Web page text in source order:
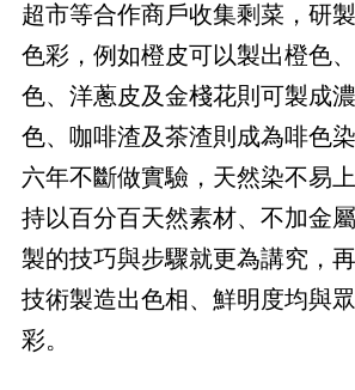
超市等合作商戶收集剩菜，研
色彩，例如橙皮可以製出橙色
色、洋蔥皮及金棧花則可製成
色、咖啡渣及茶渣則成為啡色
六年不斷做實驗，天然染不易
持以百分百天然素材、不加金
製的技巧與步驟就更為講究，
技術製造出色相、鮮明度均與
彩。